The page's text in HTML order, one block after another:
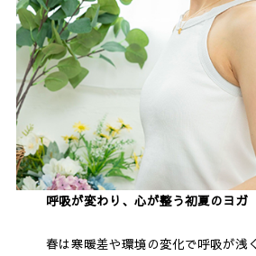
呼吸が変わり、心が整う初夏のヨガ
春は寒暖差や環境の変化で呼吸が浅